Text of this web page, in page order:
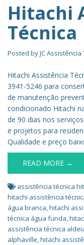
Hitachi
Técnica
Posted byJC Assistência
Hitachi Assistência
3941-5246 para
de manutenção
condicionado Hitachi
de 90 dias nos
e projetos para
Qualidade e preço
READ MORE →
assistência técnica
hitachi assistência
água branca,hitachi
técnica água funda,
assistência técnica
alphaville,hitachi